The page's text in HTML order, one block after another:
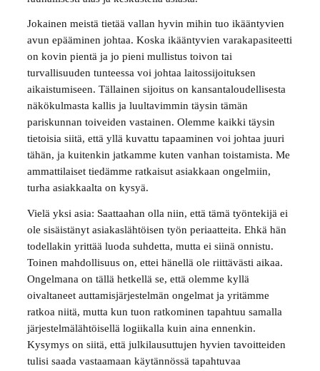
Jokainen meistä tietää vallan hyvin mihin tuo ikääntyvien
avun epääminen johtaa. Koska ikääntyvien varakapasiteetti
on kovin pientä ja jo pieni mullistus toivon tai
turvallisuuden tunteessa voi johtaa laitossijoituksen
aikaistumiseen. Tällainen sijoitus on kansantaloudellisesta
näkökulmasta kallis ja luultavimmin täysin tämän
pariskunnan toiveiden vastainen. Olemme kaikki täysin
tietoisia siitä, että yllä kuvattu tapaaminen voi johtaa juuri
tähän, ja kuitenkin jatkamme kuten vanhan toistamista. Me
ammattilaiset tiedämme ratkaisut asiakkaan ongelmiin,
turha asiakkaalta on kysyä.
Vielä yksi asia: Saattaahan olla niin, että tämä työntekijä ei
ole sisäistänyt asiakaslähtöisen työn periaatteita. Ehkä hän
todellakin yrittää luoda suhdetta, mutta ei siinä onnistu.
Toinen mahdollisuus on, ettei hänellä ole riittävästi aikaa.
Ongelmana on tällä hetkellä se, että olemme kyllä
oivaltaneet auttamisjärjestelmän ongelmat ja yritämme
ratkoa niitä, mutta kun tuon ratkominen tapahtuu samalla
järjestelmälähtöisellä logiikalla kuin aina ennenkin.
Kysymys on siitä, että julkilausuttujen hyvien tavoitteiden
tulisi saada vastaamaan käytännössä tapahtuvaa